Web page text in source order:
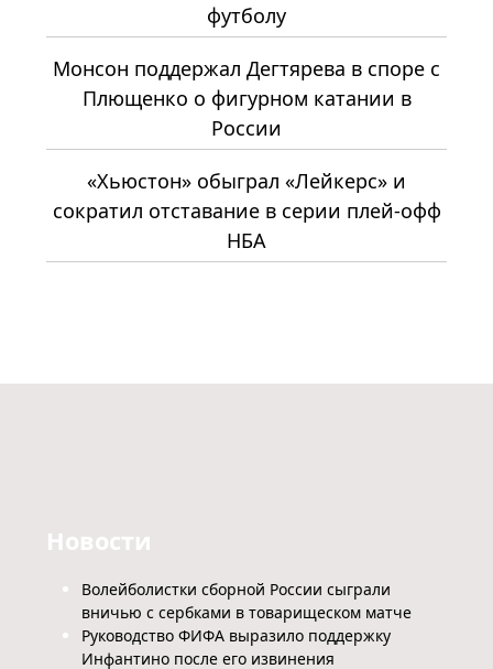
футболу
Монсон поддержал Дегтярева в споре с
Плющенко о фигурном катании в
России
«Хьюстон» обыграл «Лейкерс» и
сократил отставание в серии плей-офф
НБА
Новости
Волейболистки сборной России сыграли
вничью с сербками в товарищеском матче
Руководство ФИФА выразило поддержку
Инфантино после его извинения